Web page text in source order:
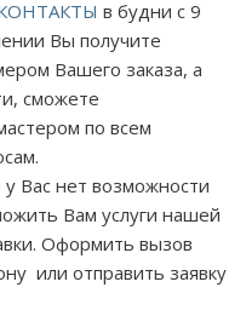
в будни с 9
Вы получите
Вашего заказа, а
сможете
по всем
Вас нет возможности
Вам услуги нашей
Оформить вызов
или отправить заявку